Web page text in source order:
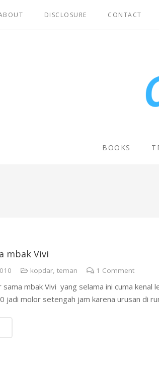
DISCLOSURE CONTACT
BOOKS
mbak Vivi
kopdar teman 1 Comment
sama mbak Vivi yang selama ini cuma kenal
jadi molor setengah jam karena urusan di